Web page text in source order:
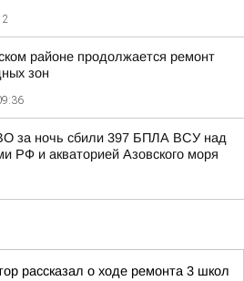
районе продолжается ремонт
зон
за ночь сбили 397 БПЛА ВСУ над
РФ и акваторией Азовского моря
рассказал о ходе ремонта 3 школ